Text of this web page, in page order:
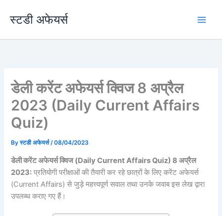
स्टडी अफेयर्स
डेली करेंट अफेयर्स क्विज 8 अप्रैल
2023 (Daily Current Affairs
Quiz)
Byस्टडी अफेयर्स/08/04/2023
डेली करेंट अफेयर्स क्विज (Daily Current Affairs Quiz) 8 अप्रैल
2023: प्रतियोगी परीक्षाओं की तैयारी कर रहे छात्रों के लिए करेंट अफेयर्स
(Current Affairs) से जुड़े महत्त्वपूर्ण सवाल तथा उनके जवाब इस लेख द्वारा
उपलब्ध कराए गए हैं।